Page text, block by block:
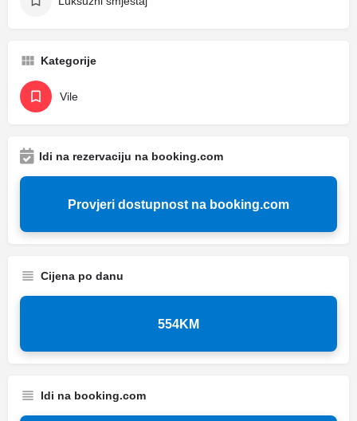
Kategorije
Vile
Idi na rezervaciju na booking.com
Provjeri dostupnost na booking.com
Cijena po danu
554KM
Idi na booking.com